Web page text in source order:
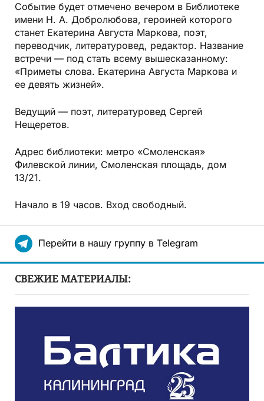
Событие будет отмечено вечером в Библиотеке
имени Н. А. Добролюбова, героиней которого
станет Екатерина Августа Маркова, поэт,
переводчик, литературовед, редактор. Название
встречи — под стать всему вышесказанному:
«Приметы слова. Екатерина Августа Маркова и
ее девять жизней».
Ведущий — поэт, литературовед Сергей
Нещеретов.
Адрес библиотеки: метро «Смоленская»
Филевской линии, Смоленская площадь, дом
13/21.
Начало в 19 часов. Вход свободный.
Перейти в нашу группу в Telegram
СВЕЖИЕ МАТЕРИАЛЫ: